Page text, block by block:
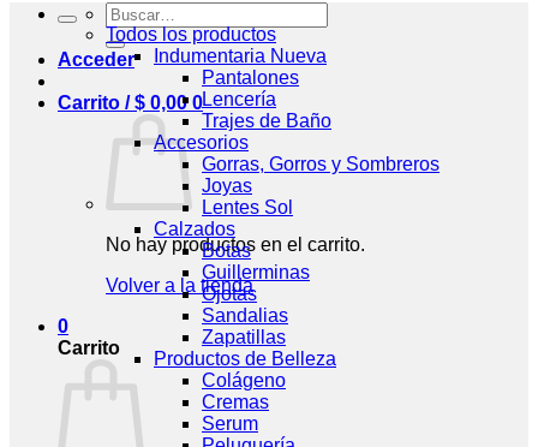
Buscar
por:
Acceder
Carrito /$ 0,00 0
No hay productos en el carrito.
Volver a la tienda
0
Carrito
Todos los productos
Indumentaria Nueva
Pantalones
Lencería
Trajes de Baño
Accesorios
Gorras, Gorros y Sombreros
Joyas
Lentes Sol
Calzados
Botas
Guillerminas
Ojotas
Sandalias
Zapatillas
Productos de Belleza
Colágeno
Cremas
Serum